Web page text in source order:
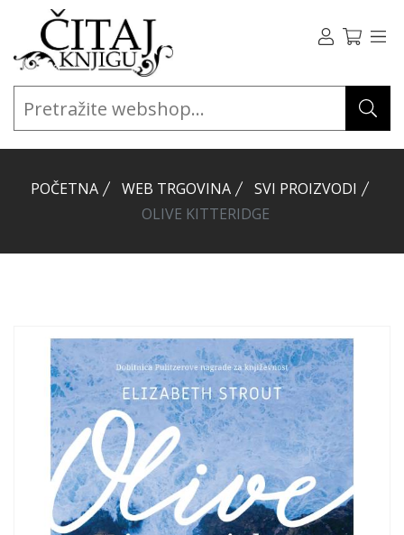
POČETNA WEB TRGOVINA
SVI PROIZVODI
OLIVE KITTERIDGE